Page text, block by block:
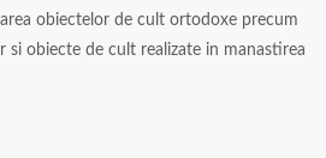
obiectelor de cult ortodoxe precum
si obiecte de cult realizate in manastirea